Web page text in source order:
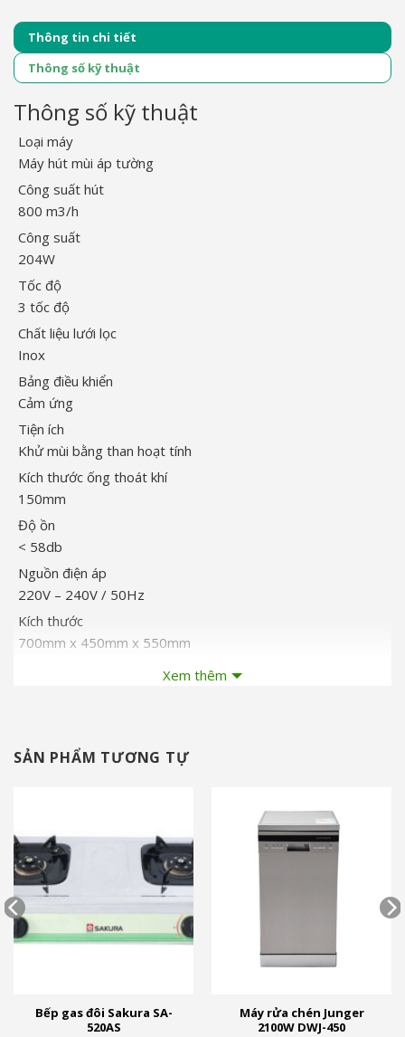
Thông tin chi tiết
Thông số kỹ thuật
Thông số kỹ thuật
Loại máy
Máy hút mùi áp tường
Công suất hút
800 m3/h
Công suất
204W
Tốc độ
3 tốc độ
Chất liệu lưới lọc
Inox
Bảng điều khiển
Cảm ứng
Tiện ích
Khử mùi bằng than hoạt tính
Kích thước ống thoát khí
150mm
Độ ồn
< 58db
Nguồn điện áp
220V – 240V / 50Hz
Kích thước
700mm x 450mm x 550mm
Sản xuất tại
24 tháng
Xem thêm
SẢN PHẨM TƯƠNG TỰ
Bếp gas đôi Sakura SA-
520AS
Máy rửa chén Junger
2100W DWJ-450